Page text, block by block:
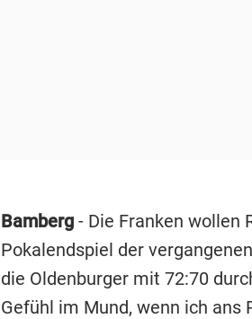
Bamberg- Die Franken wollen
Pokalendspiel der
die Oldenburger mit 72:70
Gefühl im Mund, wenn ich ans